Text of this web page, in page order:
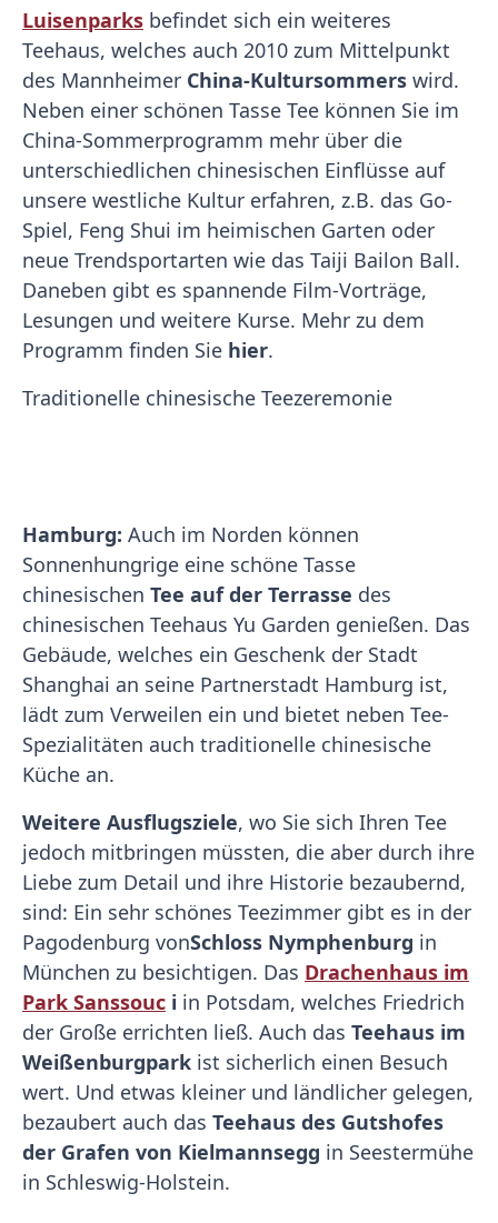
Luisenparks befindet sich ein weiteres
Teehaus, welches auch 2010 zum Mittelpunkt
des Mannheimer China-Kultursommers wird.
Neben einer schönen Tasse Tee können Sie im
China-Sommerprogramm mehr über die
unterschiedlichen chinesischen Einflüsse auf
unsere westliche Kultur erfahren, z.B. das Go-
Spiel, Feng Shui im heimischen Garten oder
neue Trendsportarten wie das Taiji Bailon Ball.
Daneben gibt es spannende Film-Vorträge,
Lesungen und weitere Kurse. Mehr zu dem
Programm finden Sie hier.
Traditionelle chinesische Teezeremonie
Hamburg: Auch im Norden können
Sonnenhungrige eine schöne Tasse
chinesischen Tee auf der Terrasse des
chinesischen Teehaus Yu Garden genießen. Das
Gebäude, welches ein Geschenk der Stadt
Shanghai an seine Partnerstadt Hamburg ist,
lädt zum Verweilen ein und bietet neben Tee-
Spezialitäten auch traditionelle chinesische
Küche an.
Weitere Ausflugsziele, wo Sie sich Ihren Tee
jedoch mitbringen müssten, die aber durch ihre
Liebe zum Detail und ihre Historie bezaubernd,
sind: Ein sehr schönes Teezimmer gibt es in der
Pagodenburg vonSchloss Nymphenburg in
München zu besichtigen. Das Drachenhaus im
Park Sanssouc i in Potsdam, welches Friedrich
der Große errichten ließ. Auch das Teehaus im
Weißenburgpark ist sicherlich einen Besuch
wert. Und etwas kleiner und ländlicher gelegen,
bezaubert auch das Teehaus des Gutshofes
der Grafen von Kielmannsegg in Seestermühe
in Schleswig-Holstein.